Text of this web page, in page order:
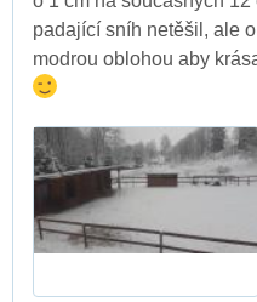
padající sníh netěšil, ale
modrou oblohou aby